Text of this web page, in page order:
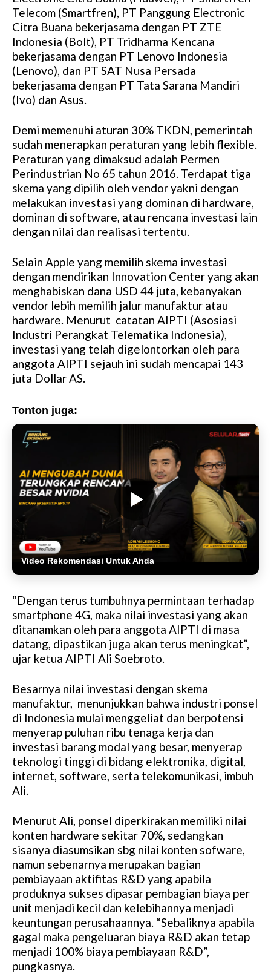
Telecom (Smartfren), PT Panggung Electronic
Citra Buana bekerjasama dengan PT ZTE
Indonesia (Bolt), PT Tridharma Kencana
bekerjasama dengan PT Lenovo Indonesia
(Lenovo), dan PT SAT Nusa Persada
bekerjasama dengan PT Tata Sarana Mandiri
(Ivo) dan Asus.
Demi memenuhi aturan 30% TKDN, pemerintah
sudah menerapkan peraturan yang lebih flexible.
Peraturan yang dimaksud adalah Permen
Perindustrian No 65 tahun 2016. Terdapat tiga
skema yang dipilih oleh vendor yakni dengan
melakukan investasi yang dominan di hardware,
dominan di software, atau rencana investasi lain
dengan nilai dan realisasi tertentu.
Selain Apple yang memilih skema investasi
dengan mendirikan Innovation Center yang akan
menghabiskan dana USD 44 juta, kebanyakan
vendor lebih memilih jalur manufaktur atau
hardware. Menurut catatan AIPTI (Asosiasi
Industri Perangkat Telematika Indonesia),
investasi yang telah digelontorkan oleh para
anggota AIPTI sejauh ini sudah mencapai 143
juta Dollar AS.
Tonton juga:
Video Rekomendasi Untuk Anda
“Dengan terus tumbuhnya permintaan terhadap
smartphone 4G, maka nilai investasi yang akan
ditanamkan oleh para anggota AIPTI di masa
datang, dipastikan juga akan terus meningkat”,
ujar ketua AIPTI Ali Soebroto.
Besarnya nilai investasi dengan skema
manufaktur, menunjukkan bahwa industri ponsel
di Indonesia mulai menggeliat dan berpotensi
menyerap puluhan ribu tenaga kerja dan
investasi barang modal yang besar, menyerap
teknologi tinggi di bidang elektronika, digital,
internet, software, serta telekomunikasi, imbuh
Ali.
Menurut Ali, ponsel diperkirakan memiliki nilai
konten hardware sekitar 70%, sedangkan
sisanya diasumsikan sbg nilai konten sofware,
namun sebenarnya merupakan bagian
pembiayaan aktifitas R&D yang apabila
produknya sukses dipasar pembagian biaya per
unit menjadi kecil dan kelebihannya menjadi
keuntungan perusahaannya. “Sebaliknya apabila
gagal maka pengeluaran biaya R&D akan tetap
menjadi 100% biaya pembiayaan R&D”,
pungkasnya.